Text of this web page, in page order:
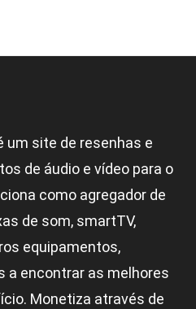
um site de resenhas e
de áudio e vídeo para o
como agregador de
de som, smartTV,
equipamentos,
a encontrar as melhores
Monetiza através de